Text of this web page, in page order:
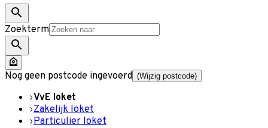
Zoekterm
Nog geen postcode ingevoerd (Wijzig postcode)
VvE loket
Zakelijk loket
Particulier loket